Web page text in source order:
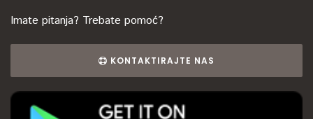
Imate pitanja? Trebate pomoć?
KONTAKTIRAJTE NAS